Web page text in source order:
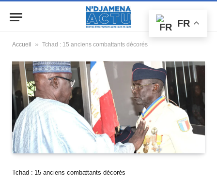
Accueil » Tchad : 15 anciens combattants décorés
Tchad : 15 anciens combattants décorés
FR